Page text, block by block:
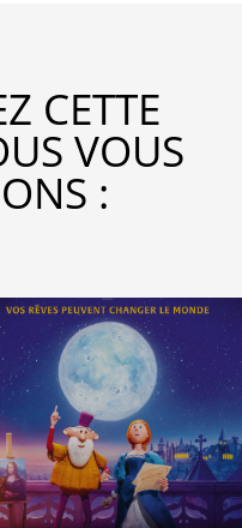
CETTE
VOUS
: